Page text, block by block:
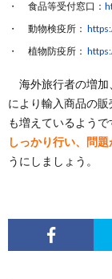
食品等受付窓口：
動物検疫所：
植物防疫所：
海外旅行者の増加
により輸入商品の販
も増えているようで
しっかり行い、問
うにしましょう。